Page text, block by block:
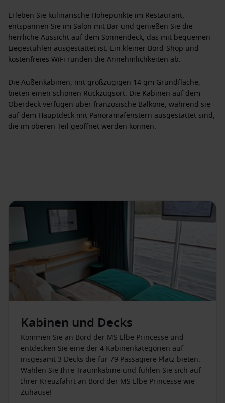
Erleben Sie kulinarische Höhepunkte im Restaurant,
entspannen Sie im Salon mit Bar und genießen Sie die
herrliche Aussicht auf dem Sonnendeck, das mit bequemen
Liegestühlen ausgestattet ist. Ein kleiner Bord-Shop und
kostenfreies WiFi runden die Annehmlichkeiten ab.
Die Außenkabinen, mit großzügigen 14 qm Grundfläche,
bieten einen schönen Rückzugsort. Die Kabinen auf dem
Oberdeck verfügen über französische Balkone, während sie
auf dem Hauptdeck mit Panoramafenstern ausgestattet sind,
die im oberen Teil geöffnet werden können.
Kabinen und Decks
Kommen Sie an Bord der MS Elbe Princesse und
entdecken Sie eine der 4 Kabinenkategorien auf
insgesamt 3 Decks die für 79 Passagiere Platz bieten.
Wählen Sie Ihre Traumkabine und fühlen Sie sich auf
Ihrer Kreuzfahrt an Bord der MS Elbe Princesse wie
Zuhause!